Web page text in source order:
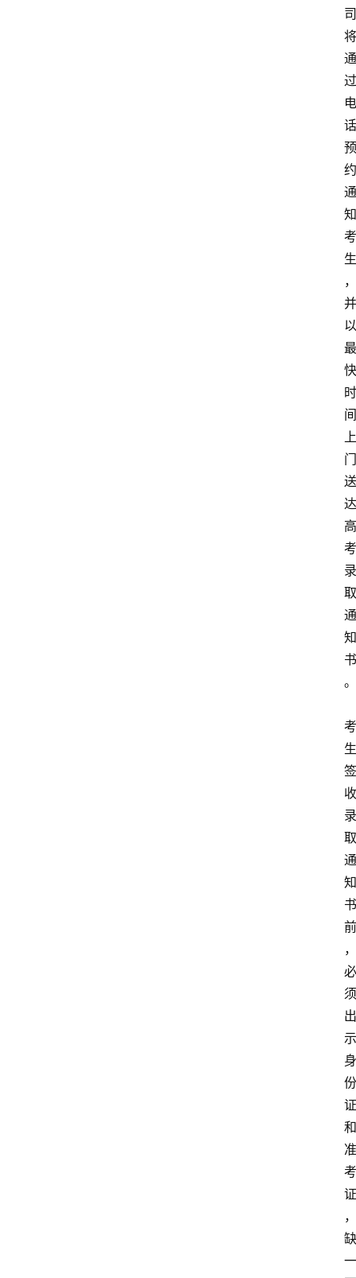
司
将
通
过
电
话
预
约
通
知
考
生
，
并
以
最
快
时
间
上
门
送
达
高
考
录
取
通
知
书
。
考
生
签
收
录
取
通
知
书
前
，
必
须
出
示
身
份
证
和
准
考
证
，
缺
一